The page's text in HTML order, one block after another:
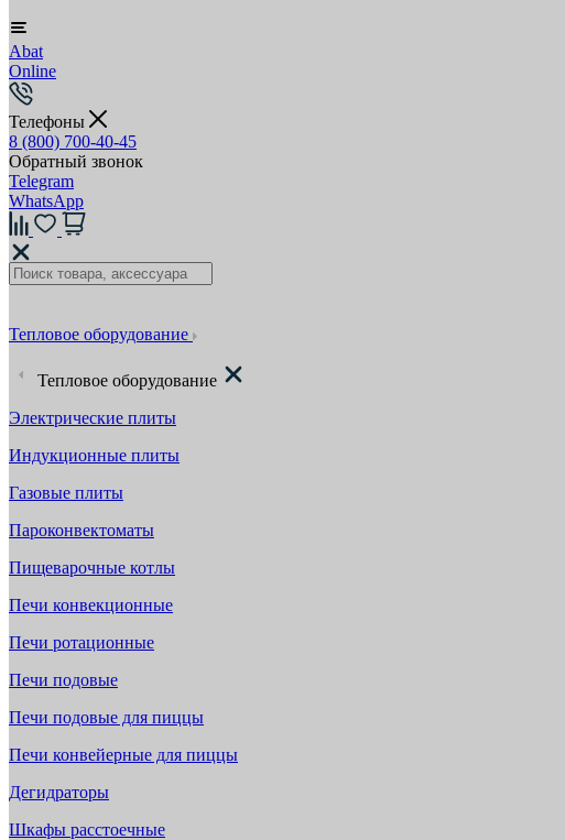
Abat
Online
Телефоны
8 (800) 700-40-45
Обратный звонок
Telegram
WhatsApp
Тепловое оборудование
Тепловое оборудование
Электрические плиты
Индукционные плиты
Газовые плиты
Пароконвектоматы
Пищеварочные котлы
Печи конвекционные
Печи ротационные
Печи подовые
Печи подовые для пиццы
Печи конвейерные для пиццы
Дегидраторы
Шкафы расстоечные